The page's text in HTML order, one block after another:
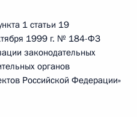
1 статьи 19
1999 г. № 184-ФЗ
законодательных
органов
Российской Федерации»